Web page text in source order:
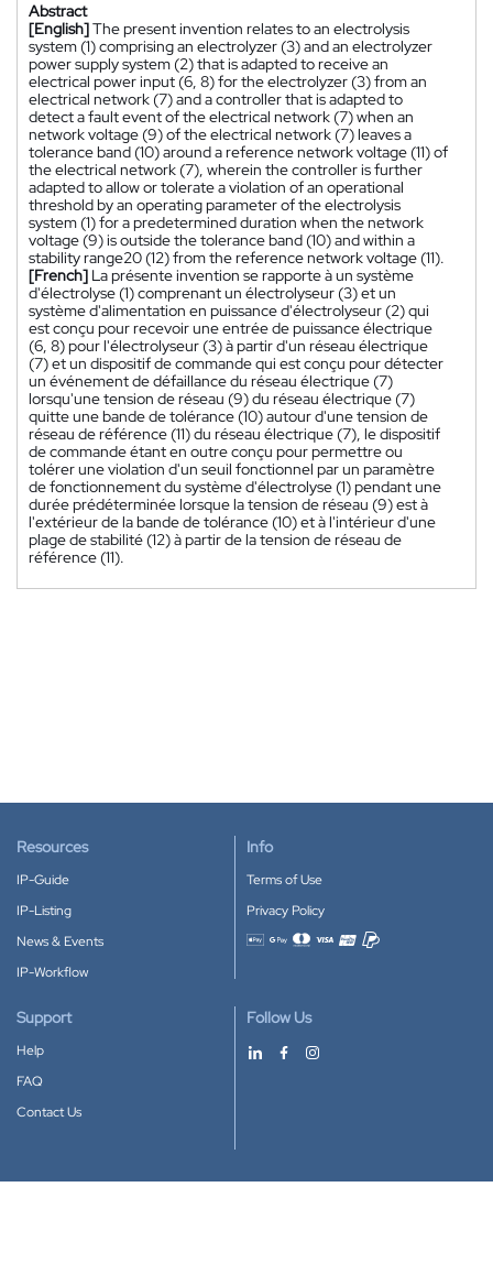
Abstract
[English]The present invention relates to an electrolysis
system (1) comprising an electrolyzer (3) and an electrolyzer
power supply system (2) that is adapted to receive an
electrical power input (6, 8) for the electrolyzer (3) from an
electrical network (7) and a controller that is adapted to
detect a fault event of the electrical network (7) when an
network voltage (9) of the electrical network (7) leaves a
tolerance band (10) around a reference network voltage (11) of
the electrical network (7), wherein the controller is further
adapted to allow or tolerate a violation of an operational
threshold by an operating parameter of the electrolysis
system (1) for a predetermined duration when the network
voltage (9) is outside the tolerance band (10) and within a
stability range20 (12) from the reference network voltage (11).
[French] La présente invention se rapporte à un système
d'électrolyse (1) comprenant un électrolyseur (3) et un
système d'alimentation en puissance d'électrolyseur (2) qui
est conçu pour recevoir une entrée de puissance électrique
(6, 8) pour l'électrolyseur (3) à partir d'un réseau électrique
(7) et un dispositif de commande qui est conçu pour détecter
un événement de défaillance du réseau électrique (7)
lorsqu'une tension de réseau (9) du réseau électrique (7)
quitte une bande de tolérance (10) autour d'une tension de
réseau de référence (11) du réseau électrique (7), le dispositif
de commande étant en outre conçu pour permettre ou
tolérer une violation d'un seuil fonctionnel par un paramètre
de fonctionnement du système d'électrolyse (1) pendant une
durée prédéterminée lorsque la tension de réseau (9) est à
l'extérieur de la bande de tolérance (10) et à l'intérieur d'une
plage de stabilité (12) à partir de la tension de réseau de
référence (11).
Resources
IP-Guide
IP-Listing
News & Events
IP-Workflow
Info
Terms of Use
Privacy Policy
Accepted payment methods
Support
Help
FAQ
Contact Us
Follow Us